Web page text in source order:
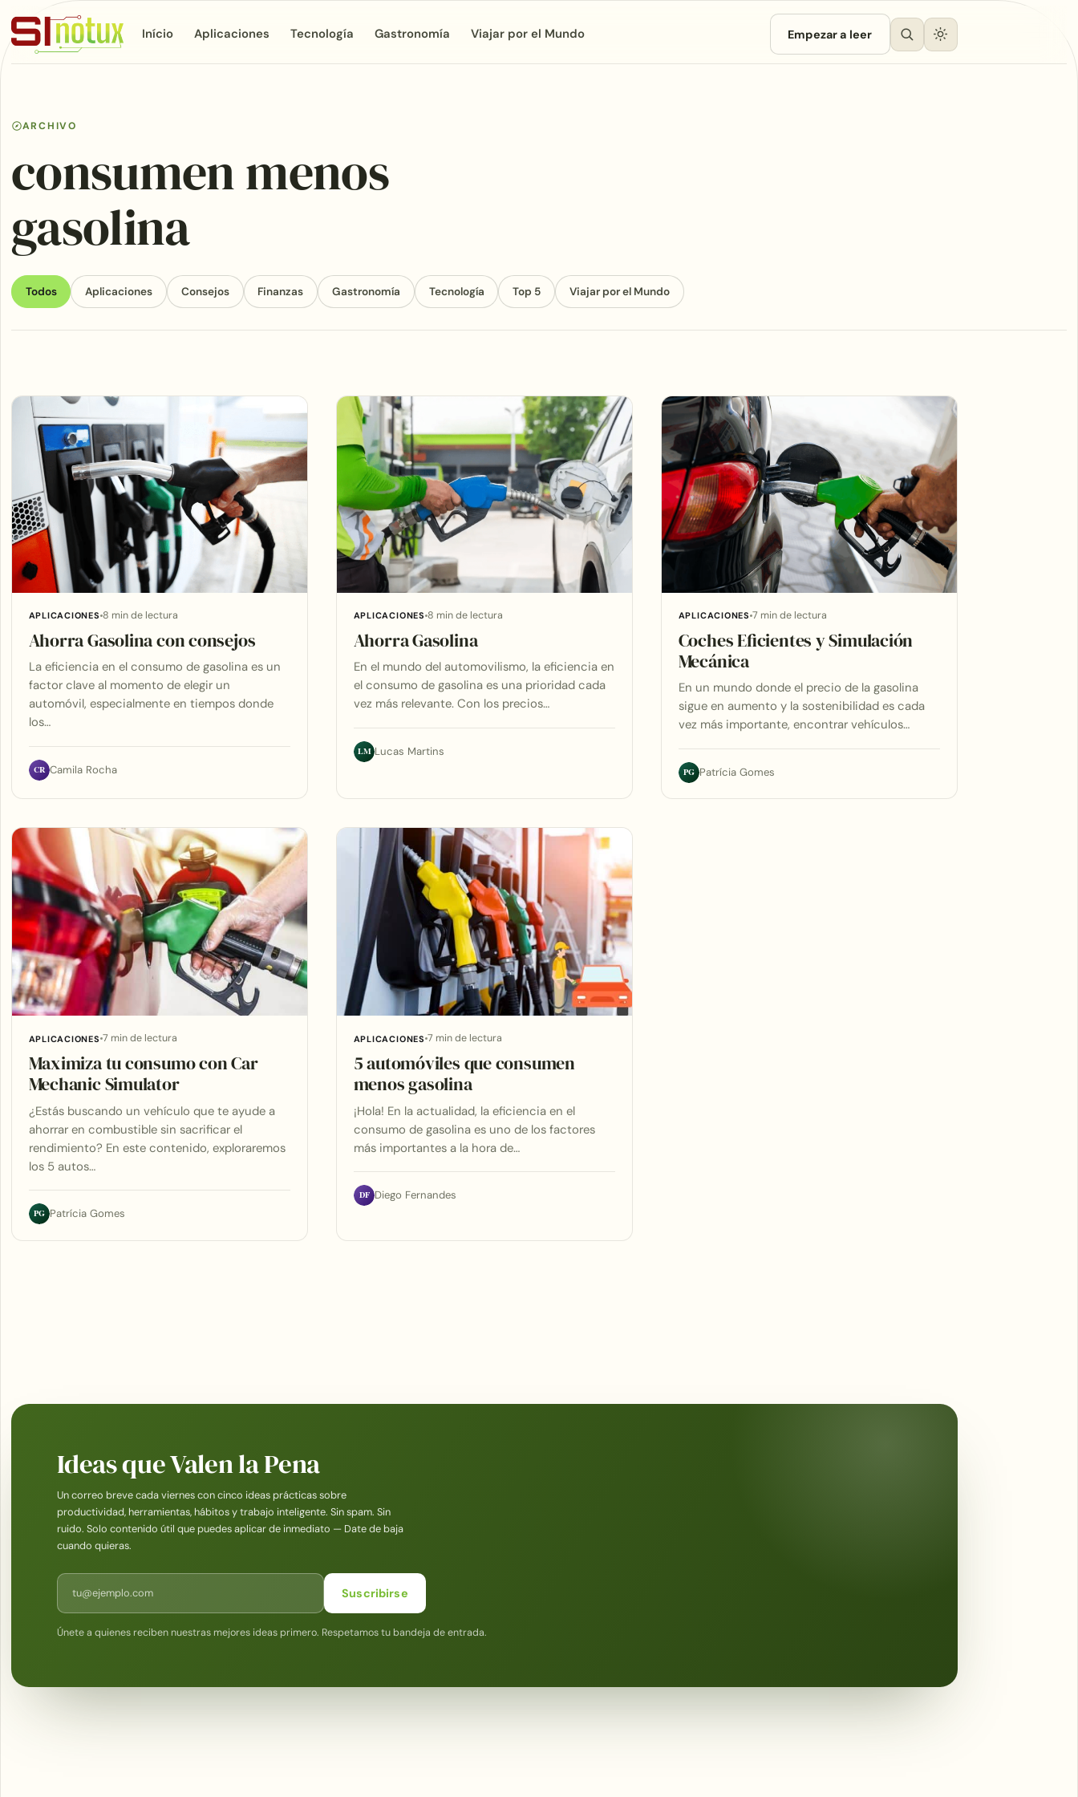
Início Aplicaciones Tecnología Gastronomía Viajar por el Mundo Empezar a leer
ARCHIVO
consumen menos
gasolina
Todos Aplicaciones Consejos Finanzas Gastronomía Tecnología Top 5 Viajar por el Mundo
Articles
APLICACIONES 8 min de lectura
Ahorra Gasolina con consejos
La eficiencia en el consumo de gasolina es un
factor clave al momento de elegir un
automóvil, especialmente en tiempos donde
los…
CR Camila Rocha
APLICACIONES 8 min de lectura
Ahorra Gasolina
En el mundo del automovilismo, la eficiencia en
el consumo de gasolina es una prioridad cada
vez más relevante. Con los precios…
LM Lucas Martins
APLICACIONES 7 min de lectura
Coches Eficientes y Simulación
Mecánica
En un mundo donde el precio de la gasolina
sigue en aumento y la sostenibilidad es cada
vez más importante, encontrar vehículos…
PG Patrícia Gomes
APLICACIONES 7 min de lectura
Maximiza tu consumo con Car
Mechanic Simulator
¿Estás buscando un vehículo que te ayude a
ahorrar en combustible sin sacrificar el
rendimiento? En este contenido, exploraremos
los 5 autos…
PG Patrícia Gomes
APLICACIONES 7 min de lectura
5 automóviles que consumen
menos gasolina
¡Hola! En la actualidad, la eficiencia en el
consumo de gasolina es uno de los factores
más importantes a la hora de…
DF Diego Fernandes
Ideas que Valen la Pena
Un correo breve cada viernes con cinco ideas prácticas sobre
productividad, herramientas, hábitos y trabajo inteligente. Sin spam. Sin
ruido. Solo contenido útil que puedes aplicar de inmediato — Date de baja
cuando quieras.
Correo electrónico
Suscribirse
Únete a quienes reciben nuestras mejores ideas primero. Respetamos tu bandeja de entrada.